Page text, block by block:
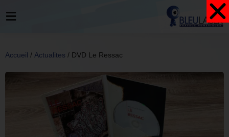
Accueil / Actualites / DVD Le Ressac